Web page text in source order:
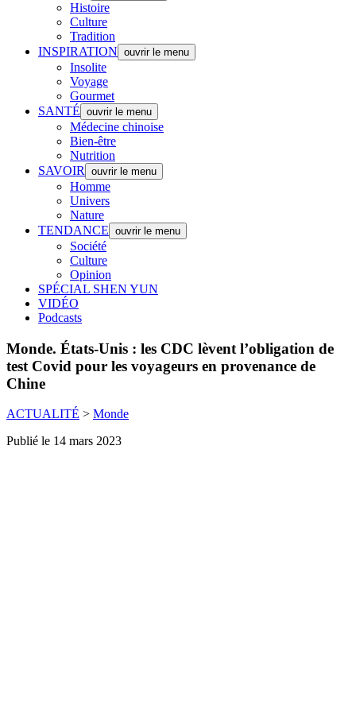
Histoire
Culture
Tradition
INSPIRATION ouvrir le menu
Insolite
Voyage
Gourmet
SANTÉ ouvrir le menu
Médecine chinoise
Bien-être
Nutrition
SAVOIR
ouvrir le menu
Homme
Univers
Nature
TENDANCE ouvrir le menu
Société
Culture
Opinion
SPÉCIAL SHEN YUN
VIDÉO
Podcasts
Monde. États-Unis : les CDC lèvent l’obligation de
test Covid pour les voyageurs en provenance de
Chine
ACTUALITÉ > Monde
Publié le 14 mars 2023